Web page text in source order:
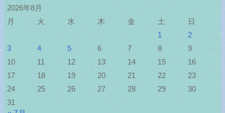
2026年8月
月
火 水 木 金 土
日
1
2
3
4 5 6 7 8
9
10
11 12 13 14 15
16
17
18 19 20 21 22
23
24
25 26 27 28 29
30
31